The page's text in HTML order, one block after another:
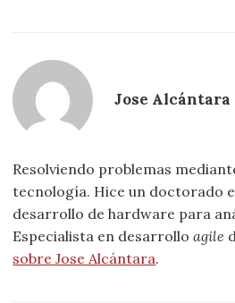
Jose Alcántara
Resolviendo problemas
tecnología. Hice un doctorado
desarrollo de hardware para
Especialista en desarrolloagile
sobre Jose Alcántara.